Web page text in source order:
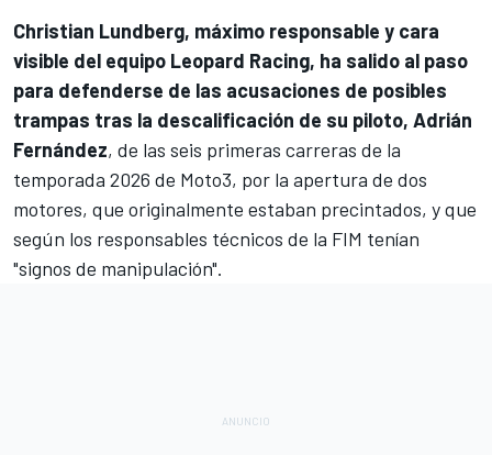
Christian Lundberg, máximo responsable y cara
visible del equipo Leopard Racing, ha salido al paso
para defenderse de las acusaciones de posibles
trampas tras la descalificación de su piloto, Adrián
Fernández, de las seis primeras carreras de la
temporada 2026 de Moto3, por la apertura de dos
motores, que originalmente estaban precintados, y que
según los responsables técnicos de la FIM tenían
"signos de manipulación".